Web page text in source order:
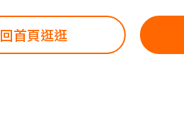
回首頁逛逛